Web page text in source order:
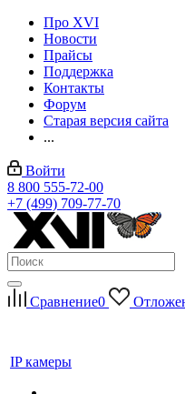
Про XVI
Новости
Прайсы
Поддержка
Контакты
Форум
Старая версия сайта
...
Войти
8 800 555-72-00
+7 (499) 709-77-70
Сравнение0
IP камеры